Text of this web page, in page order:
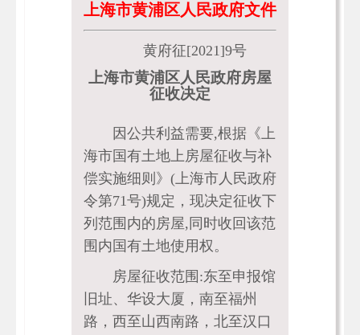
上海市黄浦区人民政府文件
黄府征[2021]9号
上海市黄浦区人民政府房屋
征收决定
因公共利益需要,根据《上
海市国有土地上房屋征收与补
偿实施细则》(上海市人民政府
令第71号)规定，现决定征收下
列范围内的房屋,同时收回该范
围内国有土地使用权。
房屋征收范围:东至申报馆
旧址、华设大厦，南至福州
路，西至山西南路，北至汉口